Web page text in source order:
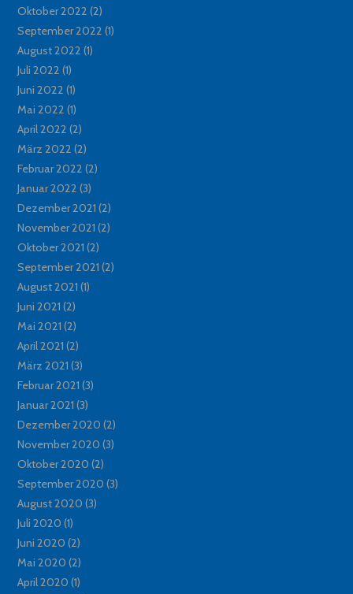
Oktober 2022 (2)
September 2022 (1)
August 2022 (1)
Juli 2022 (1)
Juni 2022 (1)
Mai 2022 (1)
April 2022 (2)
März 2022 (2)
Februar 2022 (2)
Januar 2022 (3)
Dezember 2021 (2)
November 2021 (2)
Oktober 2021 (2)
September 2021 (2)
August 2021 (1)
Juni 2021 (2)
Mai 2021 (2)
April 2021 (2)
März 2021 (3)
Februar 2021 (3)
Januar 2021 (3)
Dezember 2020 (2)
November 2020 (3)
Oktober 2020 (2)
September 2020 (3)
August 2020 (3)
Juli 2020 (1)
Juni 2020 (2)
Mai 2020 (2)
April 2020 (1)